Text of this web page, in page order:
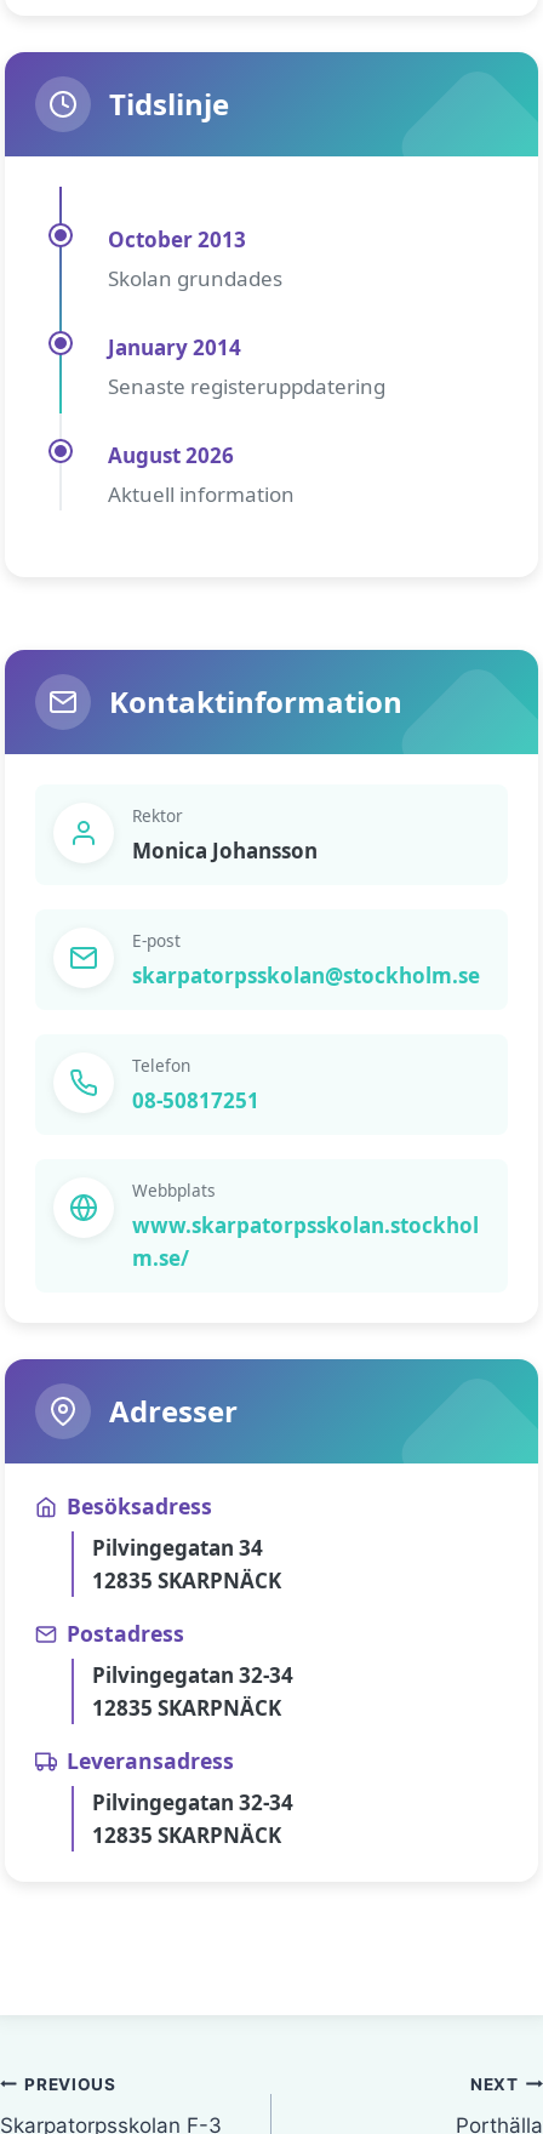
Tidslinje
October 2013
Skolan grundades
January 2014
Senaste registeruppdatering
August 2026
Aktuell information
Kontaktinformation
Rektor
Monica Johansson
E-post
skarpatorpsskolan@stockholm.se
Telefon
08-50817251
Webbplats
www.skarpatorpsskolan.stockhol
m.se/
Adresser
Besöksadress
Pilvingegatan 34
12835 SKARPNÄCK
Postadress
Pilvingegatan 32-34
12835 SKARPNÄCK
Leveransadress
Pilvingegatan 32-34
12835 SKARPNÄCK
Inläggsnavigering
PREVIOUS
Skarpatorpsskolan F-3
NEXT
Porthälla